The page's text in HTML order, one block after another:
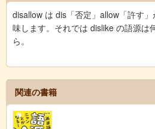
disallow は dis「否定」allow「許す
味します。それでは dislike の語源は
ら。
関連の書籍